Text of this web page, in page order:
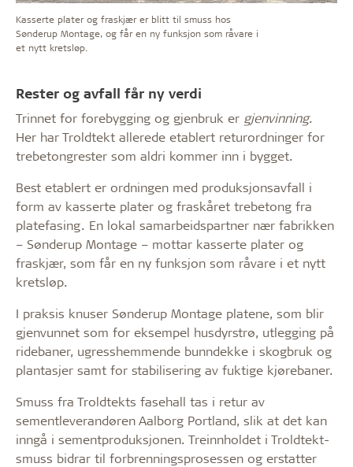
Kasserte plater og fraskjær er blitt til smuss hos
Sønderup Montage, og får en ny funksjon som råvare i
et nytt kretsløp.
Rester og avfall får ny verdi
Trinnet for forebygging og gjenbruk er gjenvinning.
Her har Troldtekt allerede etablert returordninger for
trebetongrester som aldri kommer inn i bygget.
Best etablert er ordningen med produksjonsavfall i
form av kasserte plater og fraskåret trebetong fra
platefasing. En lokal samarbeidspartner nær fabrikken
– Sønderup Montage – mottar kasserte plater og
fraskjær, som får en ny funksjon som råvare i et nytt
kretsløp.
I praksis knuser Sønderup Montage platene, som blir
gjenvunnet som for eksempel husdyrstrø, utlegging på
ridebaner, ugresshemmende bunndekke i skogbruk og
plantasjer samt for stabilisering av fuktige kjørebaner.
Smuss fra Troldtekts fasehall tas i retur av
sementleverandøren Aalborg Portland, slik at det kan
inngå i sementproduksjonen. Treinnholdet i Troldtekt-
smuss bidrar til forbrenningsprosessen og erstatter